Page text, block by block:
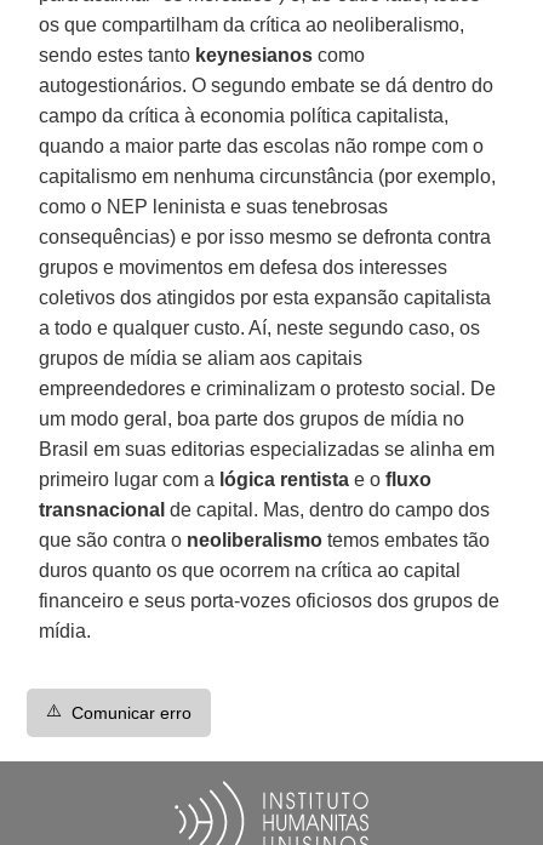
os que compartilham da crítica ao neoliberalismo,
sendo estes tanto keynesianos como
autogestionários. O segundo embate se dá dentro do
campo da crítica à economia política capitalista,
quando a maior parte das escolas não rompe com o
capitalismo em nenhuma circunstância (por exemplo,
como o NEP leninista e suas tenebrosas
consequências) e por isso mesmo se defronta contra
grupos e movimentos em defesa dos interesses
coletivos dos atingidos por esta expansão capitalista
a todo e qualquer custo. Aí, neste segundo caso, os
grupos de mídia se aliam aos capitais
empreendedores e criminalizam o protesto social. De
um modo geral, boa parte dos grupos de mídia no
Brasil em suas editorias especializadas se alinha em
primeiro lugar com a lógica rentista e ofluxo
transnacional de capital. Mas, dentro do campo dos
que são contra o neoliberalismo temos embates tão
duros quanto os que ocorrem na crítica ao capital
financeiro e seus porta-vozes oficiosos dos grupos de
mídia.
⚠️ Comunicar erro